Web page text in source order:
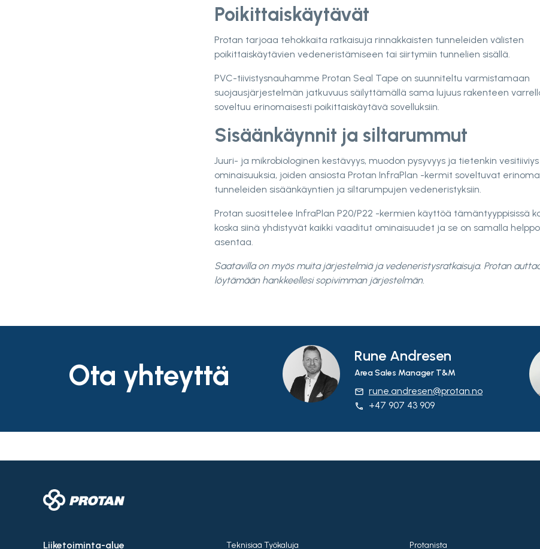
Poikittaiskäytävät
Protan tarjoaa tehokkaita ratkaisuja rinnakkaisten tunneleiden välisten
poikittaiskäytävien vedeneristämiseen tai siirtymiin tunnelien sisällä.
PVC-tiivistysnauhamme Protan Seal Tape on suunniteltu varmistamaan
suojausjärjestelmän jatkuvuus säilyttämällä sama lujuus rakenteen
soveltuu erinomaisesti poikittaiskäytävä sovelluksiin.
Sisäänkäynnit ja siltarummut
Juuri- ja mikrobiologinen kestävyys, muodon pysyvyys ja tietenkin
ominaisuuksia, joiden ansiosta Protan InfraPlan -kermit soveltuvat
tunneleiden sisäänkäyntien ja siltarumpujen vedeneristyksiin.
Protan suosittelee InfraPlan P20/P22 -kermien käyttöä tämäntyyppisissä
koska siinä yhdistyvät kaikki vaaditut ominaisuudet ja se on samalla
asentaa.
Saatavilla on myös muita järjestelmiä ja vedeneristysratkaisuja. Protan
löytämään hankkeellesi sopivimman järjestelmän.
Ota yhteyttä
Rune Andresen
Area Sales Manager T&M
email rune.andresen@protan.no
phone +47 907 43 909
Liiketoiminta-alue Teknisiaä Työkaluja Protanista